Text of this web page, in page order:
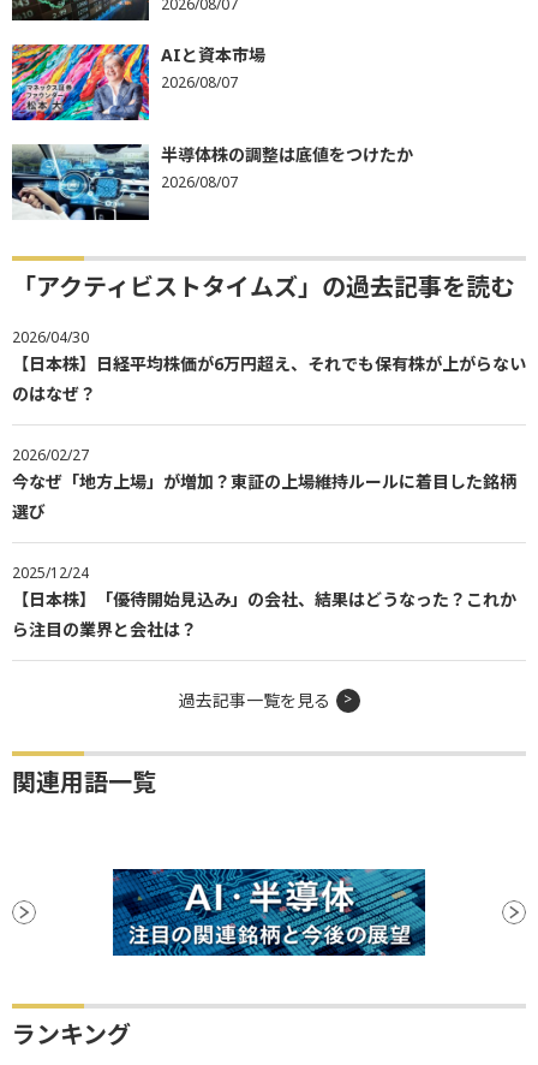
2026/08/07
AIと資本市場
2026/08/07
半導体株の調整は底値をつけたか
2026/08/07
「アクティビストタイムズ」の過去記事を読む
2026/04/30
【日本株】日経平均株価が6万円超え、それでも保有株が上がらない
のはなぜ？
2026/02/27
今なぜ「地方上場」が増加？東証の上場維持ルールに着目した銘柄
選び
2025/12/24
【日本株】「優待開始見込み」の会社、結果はどうなった？これか
ら注目の業界と会社は？
過去記事一覧を見る
関連用語一覧
ランキング